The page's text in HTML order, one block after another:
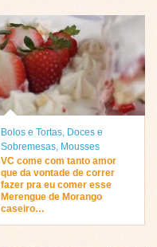
Bolos e Tortas, Doces e
Sobremesas, Mousses
VC come com tanto amor
que da vontade de correr
fazer pra eu comer esse
Merengue de Morango
caseiro…